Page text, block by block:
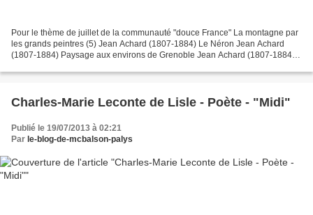
Pour le thème de juillet de la communauté "douce France" La montagne par
les grands peintres (5) Jean Achard (1807-1884) Le Néron Jean Achard
(1807-1884) Paysage aux environs de Grenoble Jean Achard (1807-1884)
Charles-Marie Leconte de Lisle - Poète - "Midi"
Publié le 19/07/2013 à 02:21
Par le-blog-de-mcbalson-palys